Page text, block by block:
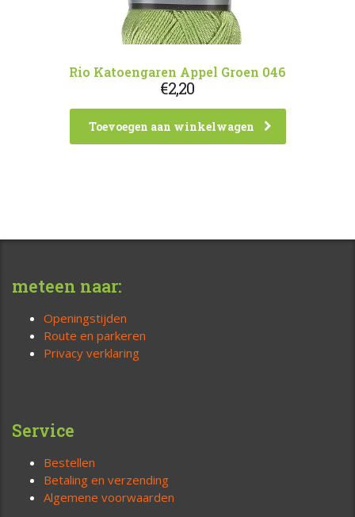
Rio Katoengaren Appel Groen 046
€2,20
Toevoegen aan winkelwagen
meteen naar:
Openingstijden
Route en parkeren
Privacy verklaring
Service
Bestellen
Betaling en verzending
Algemene voorwaarden